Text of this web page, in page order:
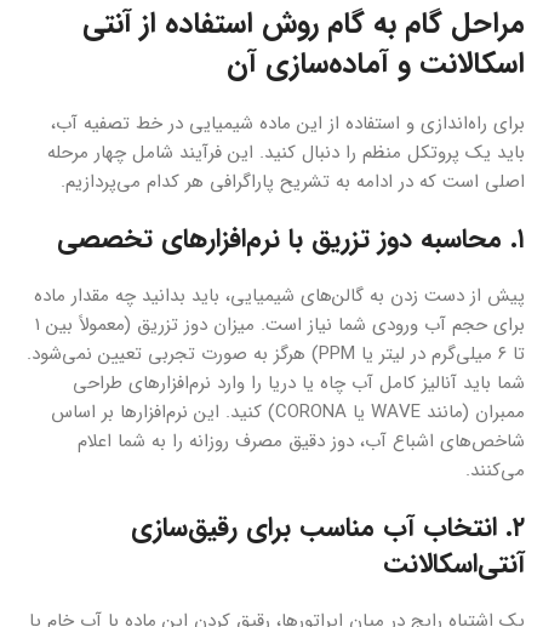
مراحل گام به گام روش استفاده از آنتی
اسکالانت و آماده‌سازی آن
برای راه‌اندازی و استفاده از این ماده شیمیایی در خط تصفیه آب،
باید یک پروتکل منظم را دنبال کنید. این فرآیند شامل چهار مرحله
اصلی است که در ادامه به تشریح پاراگرافی هر کدام می‌پردازیم.
۱. محاسبه دوز تزریق با نرم‌افزارهای تخصصی
پیش از دست زدن به گالن‌های شیمیایی، باید بدانید چه مقدار ماده
برای حجم آب ورودی شما نیاز است. میزان دوز تزریق (معمولاً بین ۱
تا ۶ میلی‌گرم در لیتر یا PPM) هرگز به صورت تجربی تعیین نمی‌شود.
شما باید آنالیز کامل آب چاه یا دریا را وارد نرم‌افزارهای طراحی
ممبران (مانند WAVE یا CORONA) کنید. این نرم‌افزارها بر اساس
شاخص‌های اشباع آب، دوز دقیق مصرف روزانه را به شما اعلام
می‌کنند.
۲. انتخاب آب مناسب برای رقیق‌سازی
آنتی‌اسکالانت
یک اشتباه رایج در میان اپراتورها، رقیق کردن این ماده با آب خام یا